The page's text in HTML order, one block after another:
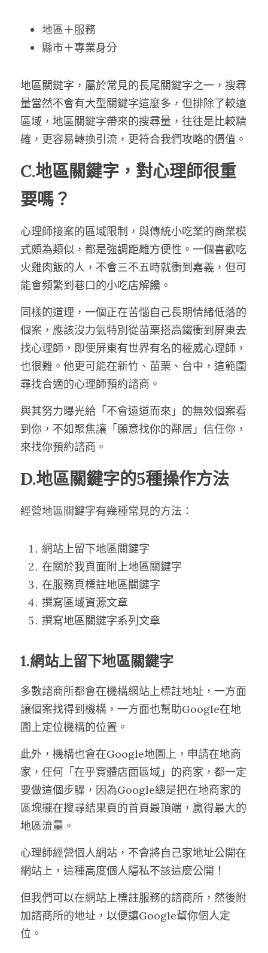
地區＋服務
縣市＋專業身分
地區關鍵字，屬於常見的長尾關鍵字之一，搜尋
量當然不會有大型關鍵字這麼多，但排除了較遠
區域，地區關鍵字帶來的搜尋量，往往是比較精
確，更容易轉換引流，更符合我們攻略的價值。
C.地區關鍵字，對心理師很重
要嗎？
心理師接案的區域限制，與傳統小吃業的商業模
式頗為類似，都是強調距離方便性。一個喜歡吃
火雞肉飯的人，不會三不五時就衝到嘉義，但可
能會頻繁到巷口的小吃店解饞。
同樣的道理，一個正在苦惱自己長期情緒低落的
個案，應該沒力氣特別從苗栗搭高鐵衝到屏東去
找心理師，即便屏東有世界有名的權威心理師，
也很難。他更可能在新竹、苗栗、台中，這範圍
尋找合適的心理師預約諮商。
與其努力曝光給「不會遠道而來」的無效個案看
到你，不如聚焦讓「願意找你的鄰居」信任你，
來找你預約諮商。
D.地區關鍵字的5種操作方法
經營地區關鍵字有幾種常見的方法：
網站上留下地區關鍵字
在關於我頁面附上地區關鍵字
在服務頁標註地區關鍵字
撰寫區域資源文章
撰寫地區關鍵字系列文章
1.網站上留下地區關鍵字
多數諮商所都會在機構網站上標註地址，一方面
讓個案找得到機構，一方面也幫助Google在地
圖上定位機構的位置。
此外，機構也會在Google地圖上，申請在地商
家，任何「在乎實體店面區域」的商家，都一定
要做這個步驟，因為Google總是把在地商家的
區塊擺在搜尋結果頁的首頁最頂端，贏得最大的
地區流量。
心理師經營個人網站，不會將自己家地址公開在
網站上，這種高度個人隱私不該這麼公開！
但我們可以在網站上標註服務的諮商所，然後附
加諮商所的地址，以便讓Google幫你個人定
位。